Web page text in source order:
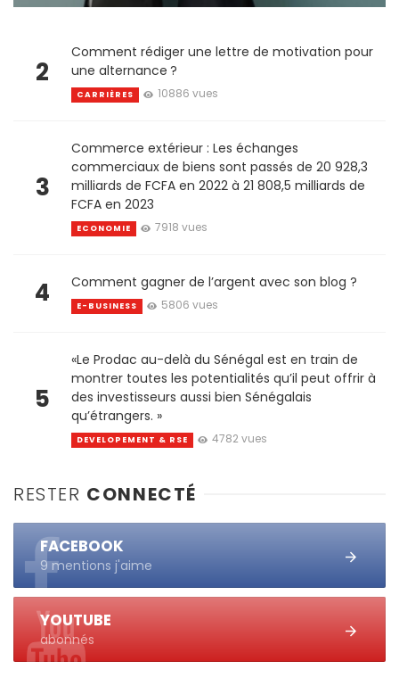
2
Comment rédiger une lettre de motivation pour
une alternance ?
CARRIÈRES 10886 vues
3
Commerce extérieur : Les échanges
commerciaux de biens sont passés de 20 928,3
milliards de FCFA en 2022 à 21 808,5 milliards de
FCFA en 2023
ECONOMIE 7918 vues
4 Comment gagner de l’argent avec son blog ?
E-BUSINESS 5806 vues
5
«Le Prodac au-delà du Sénégal est en train de
montrer toutes les potentialités qu’il peut offrir à
des investisseurs aussi bien Sénégalais
qu’étrangers. »
DEVELOPEMENT & RSE 4782 vues
RESTER CONNECTÉ
FACEBOOK
9 mentions j'aime
YOUTUBE
abonnés